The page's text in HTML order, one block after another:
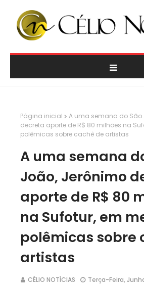
Página inicial
A uma semana do São
decreta aporte de R$ 80 milhões na
polêmicas sobre cachê de artistas
A uma semana
João, Jerônimo
aporte de R$ 80
na Sufotur, em
polêmicas sobre
artistas
CÉLIO NOTÍCIAS Terça-Feira,